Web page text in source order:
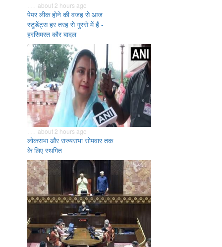
. . . about 2 hours ago
पेपर लीक होने की वजह से आज
स्टूडेंट्स हर तरह से गुस्से में हैं -
हरसिमरत कौर बादल
. . . about 2 hours ago
लोकसभा और राज्यसभा सोमवार तक
के लिए स्थगित